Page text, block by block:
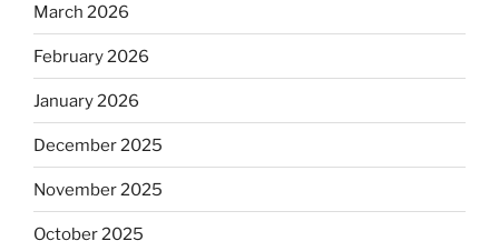
March 2026
February 2026
January 2026
December 2025
November 2025
October 2025